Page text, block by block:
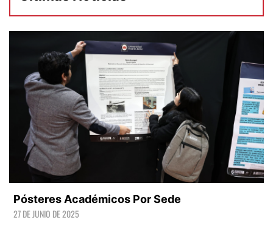
Pósteres Académicos Por Sede
27 DE JUNIO DE 2025